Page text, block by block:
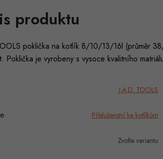
produktu
poklička na kotlík 8/10/13/16l (průměr
Poklička je vyrobeny s vysoce kvalitního
J.A.D. TOOLS
Příslušenství ke kotlíkům
Zvolte variantu